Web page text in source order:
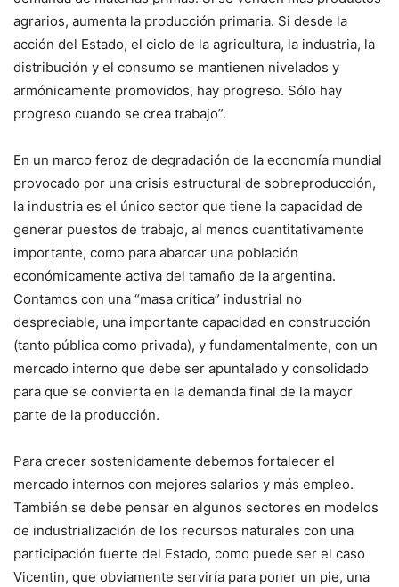
agrarios, aumenta la producción primaria. Si desde la
acción del Estado, el ciclo de la agricultura, la industria, la
distribución y el consumo se mantienen nivelados y
armónicamente promovidos, hay progreso. Sólo hay
progreso cuando se crea trabajo”.
En un marco feroz de degradación de la economía mundial
provocado por una crisis estructural de sobreproducción,
la industria es el único sector que tiene la capacidad de
generar puestos de trabajo, al menos cuantitativamente
importante, como para abarcar una población
económicamente activa del tamaño de la argentina.
Contamos con una “masa crítica” industrial no
despreciable, una importante capacidad en construcción
(tanto pública como privada), y fundamentalmente, con un
mercado interno que debe ser apuntalado y consolidado
para que se convierta en la demanda final de la mayor
parte de la producción.
Para crecer sostenidamente debemos fortalecer el
mercado internos con mejores salarios y más empleo.
También se debe pensar en algunos sectores en modelos
de industrialización de los recursos naturales con una
participación fuerte del Estado, como puede ser el caso
Vicentin, que obviamente serviría para poner un pie, una